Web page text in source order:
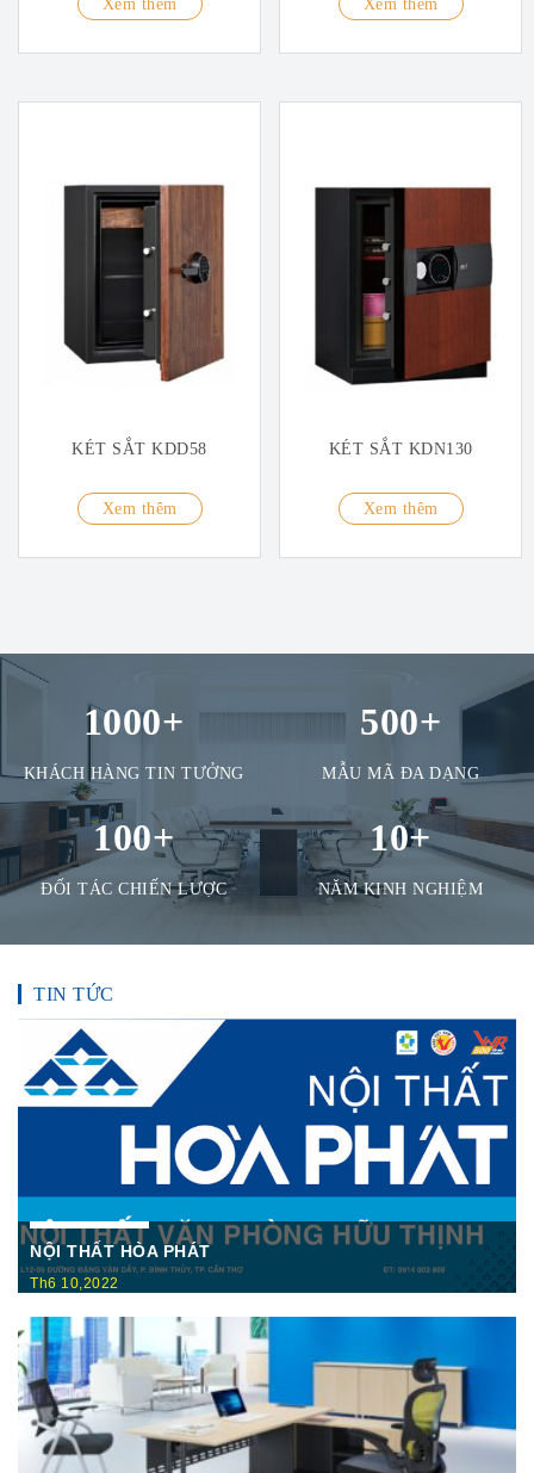
Xem thêm Xem thêm
KÉT SẮT KDD58
Xem thêm
KÉT SẮT KDN130
Xem thêm
1000+
KHÁCH HÀNG TIN TƯỞNG
500+
MẪU MÃ ĐA DẠNG
100+
ĐỐI TÁC CHIẾN LƯỢC
10+
NĂM KINH NGHIỆM
TIN TỨC
NỘI THẤT HÒA PHÁT
Th6 10,2022
Nội Thất Hòa Phátt Cần Thơ Là nơi trưng bày và cung cấp
các sản phẩm như: Bàn văn phòng, ghế xoay văn phòng, tủ hồ
sơ, két sắt,…Của cty CP Nội Thất Hòa Phát( Nội thất The
One) có địa ...